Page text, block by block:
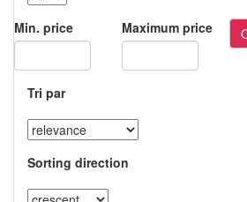
Min. price Maximum price
Tri par
Sorting direction